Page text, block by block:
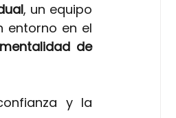
, un equipo
entorno en el
mentalidad de
y la